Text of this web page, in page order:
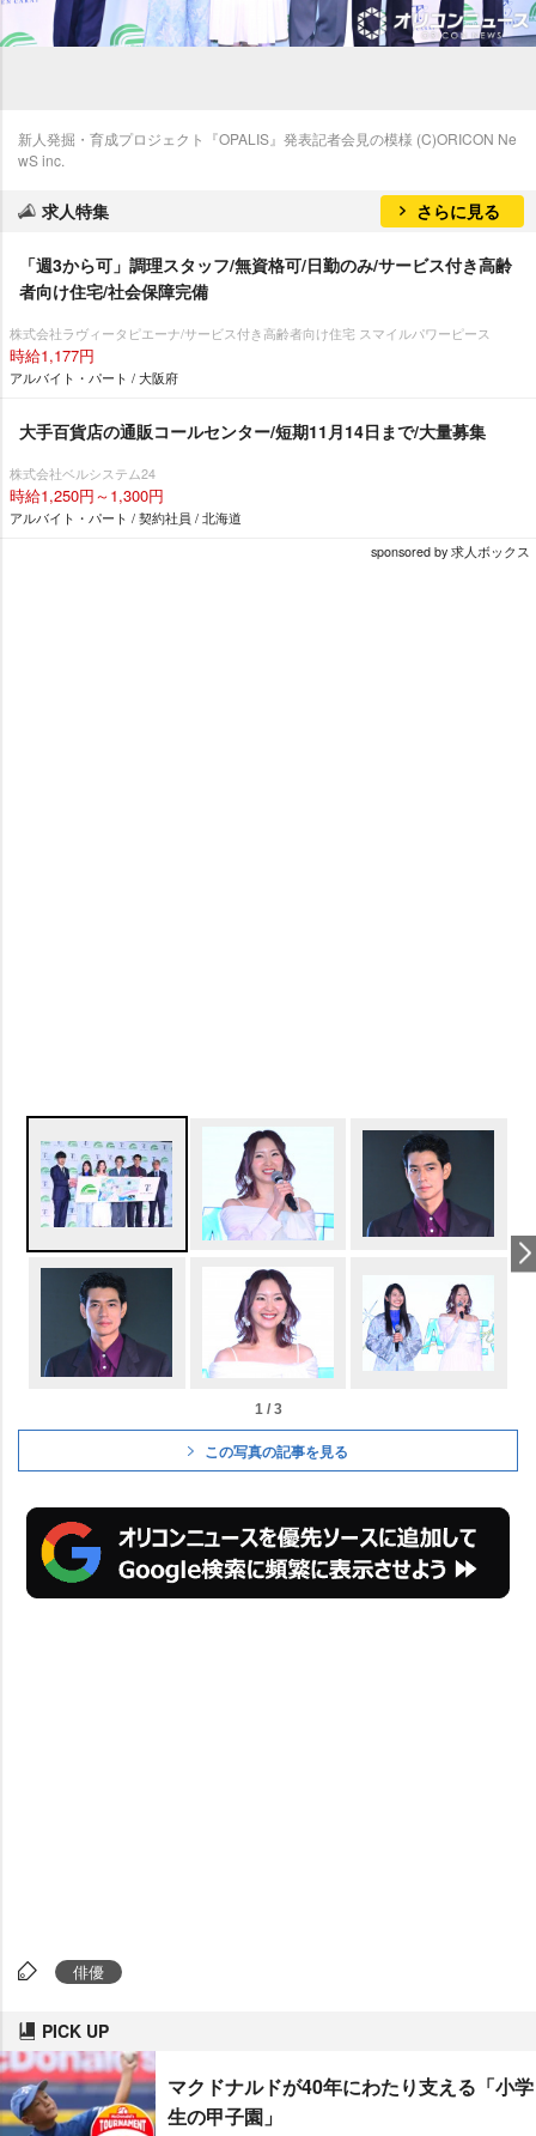
新人発掘・育成プロジェクト『OPALIS』発表記者会見の模様 (C)ORICON Ne
wS inc.
求人特集 さらに見る
「週3から可」調理スタッフ/無資格可/日勤のみ/サービス付き高齢
者向け住宅/社会保障完備
株式会社ラヴィータピエーナ/サービス付き高齢者向け住宅 スマイルパワーピース
時給1,177円
アルバイト・パート / 大阪府
大手百貨店の通販コールセンター/短期11月14日まで/大量募集
株式会社ベルシステム24
時給1,250円～1,300円
アルバイト・パート / 契約社員 / 北海道
sponsored by 求人ボックス
1 / 3
この写真の記事を見る
俳優
PICK UP
マクドナルドが40年にわたり支える「小学
生の甲子園」